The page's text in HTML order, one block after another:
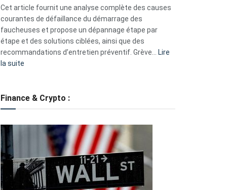
S330
eufy
Cet article fournit une analyse complète des causes
courantes de défaillance du démarrage des
faucheuses et propose un dépannage étape par
étape et des solutions ciblées, ainsi que des
recommandations d’entretien préventif. Grève…
Lire
la suite
tondeuses
démarrage
courants
et
guide
d’auto-
Finance & Crypto :